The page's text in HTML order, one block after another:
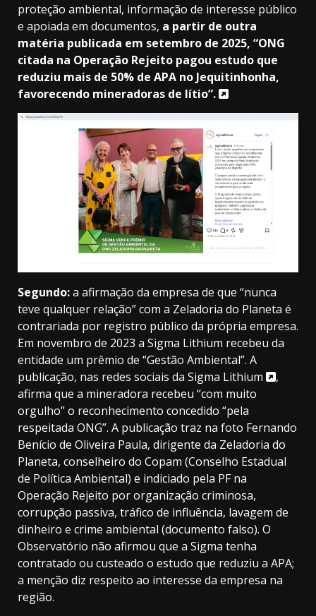
proteção ambiental, informação de interesse público
e apoiada em documentos, a partir de outra
matéria publicada em setembro de 2025, “ONG
citada na Operação Rejeito pagou estudo que
reduziu mais de 50% de APA no Jequitinhonha,
favorecendo mineradoras de lítio”.
Segundo:a afirmação da empresa de que “nunca
teve qualquer relação” com a Zeladoria do Planeta é
contrariada por registro público da própria empresa.
Em novembro de 2023 a Sigma Lithium recebeu da
entidade um prêmio de “Gestão Ambiental”. A
publicação, nas redes sociais da Sigma Lithium
,
afirma que a mineradora recebeu “com muito
orgulho” o reconhecimento concedido “pela
respeitada ONG”. A publicação traz na foto Fernando
Benício de Oliveira Paula, dirigente da Zeladoria do
Planeta, conselheiro do Copam (Conselho Estadual
de Política Ambiental) e indiciado pela PF na
Operação Rejeito por organização criminosa,
corrupção passiva, tráfico de influência, lavagem de
dinheiro e crime ambiental (documento falso). O
Observatório não afirmou que a Sigma tenha
contratado ou custeado o estudo que reduziu a APA;
a menção diz respeito ao interesse da empresa na
região.